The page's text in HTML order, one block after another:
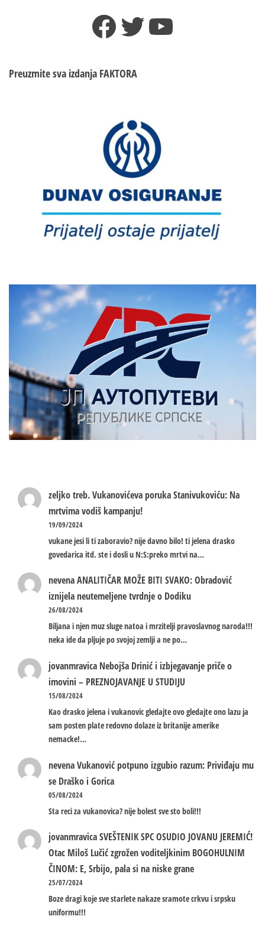
Facebook
TwitterYouTube
Preuzmite sva izdanja FAKTORA
zeljko treb.Vukanovićeva poruka Stanivukoviću: Na
mrtvima vodiš kampanju!
19/09/2024
vukane jesi li ti zaboravio? nije davno bilo! ti jelena drasko
govedarica itd. ste i dosli u N:S:preko mrtvi na…
nevenaANALITIČAR MOŽE BITI SVAKO: Obradović
iznijela neutemeljene tvrdnje o Dodiku
26/08/2024
Biljana i njen muz sluge natoa i mrzitelji pravoslavnog naroda!!!
neka ide da pljuje po svojoj zemlji a ne po…
jovanmravica Nebojša Drinić i izbjegavanje priče o
imovini – PREZNOJAVANJE U STUDIJU
15/08/2024
Kao drasko jelena i vukanovic gledajte ovo gledajte ono lazu ja
sam posten plate redovno dolaze iz britanije amerike
nemacke!…
nevenaVukanović potpuno izgubio razum: Priviđaju mu
se Draško i Gorica
05/08/2024
Sta reci za vukanovica? nije bolest sve sto boli!!!
jovanmravicaSVEŠTENIK SPC OSUDIO JOVANU JEREMIĆ!
Otac Miloš Lučić zgrožen voditeljkinim BOGOHULNIM
ČINOM: E, Srbijo, pala si na niske grane
25/07/2024
Boze dragi koje sve starlete nakaze sramote crkvu i srpsku
uniformu!!!